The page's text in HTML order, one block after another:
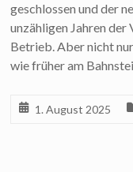
geschlossen und der
unzähligen Jahren der
Betrieb. Aber nicht
wie früher am
1. August 2025